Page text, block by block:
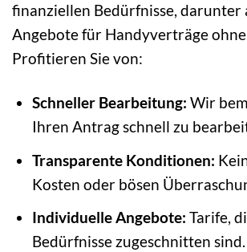
finanziellen Bedürfnisse, darunter
Angebote für Handyverträge ohne
Profitieren Sie von:
Schneller Bearbeitung: Wir
Ihren Antrag schnell zu
Transparente Konditionen:
Kosten oder bösen
Individuelle Angebote: Tarife,
Bedürfnisse zugeschnitten sind.